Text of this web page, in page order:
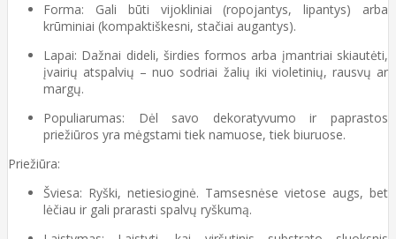
Forma: Gali būti vijokliniai (ropojantys, lipantys) arba
krūminiai (kompaktiškesni, stačiai augantys).
Lapai: Dažnai dideli, širdies formos arba įmantriai skiautėti,
įvairių atspalvių – nuo sodriai žalių iki violetinių, rausvų ar
margų.
Populiarumas: Dėl savo dekoratyvumo ir paprastos
priežiūros yra mėgstami tiek namuose, tiek biuruose.
Priežiūra:
Šviesa: Ryški, netiesioginė. Tamsesnėse vietose augs, bet
lėčiau ir gali prarasti spalvų ryškumą.